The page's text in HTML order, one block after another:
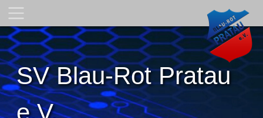
SV Blau-Rot Pratau
e.V.